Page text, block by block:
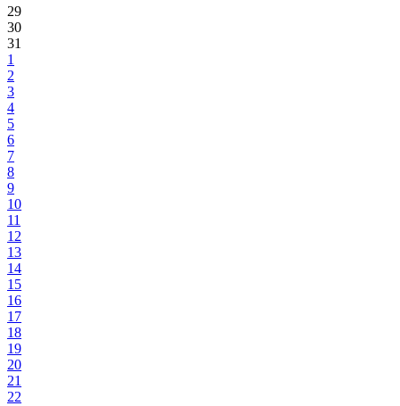
29
30
31
1
2
3
4
5
6
7
8
9
10
11
12
13
14
15
16
17
18
19
20
21
22